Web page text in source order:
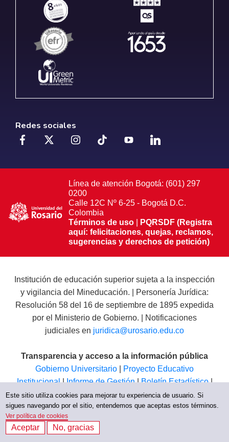
Redes sociales
Línea de atención Bogotá: (601) 297
0200
Calle 12C Nº 6-25 - Bogotá D.C.
Colombia
Términos de uso|
PQRSDF (Registra
aquí: felicitaciones, quejas, reclamos,
sugerencias y derechos de petición)
Institución de educación superior sujeta a la inspección
y vigilancia del Mineducación. | Personería Jurídica:
Resolución 58 del 16 de septiembre de 1895 expedida
por el Ministerio de Gobierno. | Notificaciones
judiciales en juridica@urosario.edu.co
Transparencia y acceso a la información pública
Gobierno Universitario
Proyecto Educativo
Institucional|Informe de Gestión|Boletín Estadístico|
Régimen Tributario| Estados Financieros|Código de
Ética |Canal de Integridad UR
Este sitio utiliza cookies para mejorar tu experiencia de usuario. Si
sigues navegando por el sitio, entendemos que aceptas estos términos.
Ver política de cookies
Aceptar No, gracias